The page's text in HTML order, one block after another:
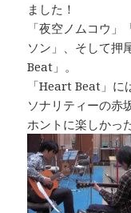
ました！
「夜空ノムコウ
ソン」、そして押
Beat」。
「Heart Beat」に
ソナリティーの赤
ホントに楽しかっ